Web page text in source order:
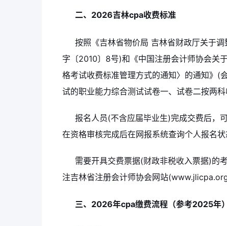
二、2026吉林cpa收费标准
按照《吉林省物价局 吉林省财政厅关于
字〔2010〕8号)和《中国注册会计师协会关
格考试收费标准管理方式的通知〉的通知》(
试的职业能力综合测试试卷一、试卷二按两科
报名人员(不含应届毕业生)完成交费后，
在资格审核完成后在网报系统查询个人报名状
需要开具交费票据(财政非税收入票据)的
注吉林省注册会计师协会网站
三、2026年cpa缴费流程（参考2025年）